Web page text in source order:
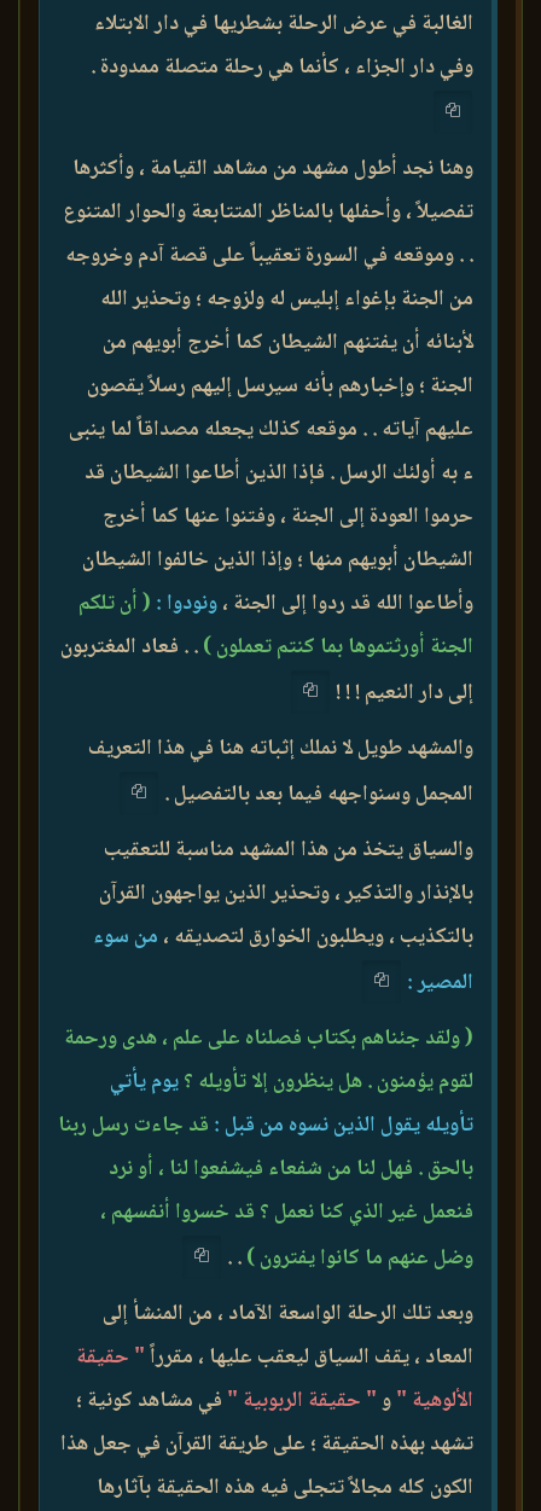
الغالبة في عرض الرحلة بشطريها في دار الابتلاء
وفي دار الجزاء ، كأنما هي رحلة متصلة ممدودة .
وهنا نجد أطول مشهد من مشاهد القيامة ، وأكثرها
تفصيلاً ، وأحفلها بالمناظر المتتابعة والحوار المتنوع
. . وموقعه في السورة تعقيباً على قصة آدم وخروجه
من الجنة بإغواء إبليس له ولزوجه ؛ وتحذير الله
لأبنائه أن يفتنهم الشيطان كما أخرج أبويهم من
الجنة ؛ وإخبارهم بأنه سيرسل إليهم رسلاً يقصون
عليهم آياته . . موقعه كذلك يجعله مصداقاً لما ينبى
ء به أولئك الرسل . فإذا الذين أطاعوا الشيطان قد
حرموا العودة إلى الجنة ، وفتنوا عنها كما أخرج
الشيطان أبويهم منها ؛ وإذا الذين خالفوا الشيطان
وأطاعوا الله قد ردوا إلى الجنة ،ونودوا : ( أن تلكم
الجنة أورثتموها بما كنتم تعملون ). . فعاد المغتربون
إلى دار النعيم ! ! !
والمشهد طويل لا نملك إثباته هنا في هذا التعريف
المجمل وسنواجهه فيما بعد بالتفصيل .
والسياق يتخذ من هذا المشهد مناسبة للتعقيب
بالإنذار والتذكير ، وتحذير الذين يواجهون القرآن
بالتكذيب ، ويطلبون الخوارق لتصديقه ، من سوء
المصير :
( ولقد جئناهم بكتاب فصلناه على علم ، هدى ورحمة
لقوم يؤمنون . هل ينظرون إلا تأويله ؟يوم يأتي
تأويله يقول الذين نسوه من قبل : قد جاءت رسل ربنا
بالحق . فهل لنا من شفعاء فيشفعوا لنا ، أو نرد
فنعمل غير الذي كنا نعمل ؟ قد خسروا أنفسهم ،
وضل عنهم ما كانوا يفترون ). .
وبعد تلك الرحلة الواسعة الآماد ، من المنشأ إلى
المعاد ، يقف السياق ليعقب عليها ، مقرراً" حقيقة
الألوهية "و" حقيقة الربوبية " في مشاهد كونية ؛
تشهد بهذه الحقيقة ؛ على طريقة القرآن في جعل هذا
الكون كله مجالاً تتجلى فيه هذه الحقيقة بآثارها